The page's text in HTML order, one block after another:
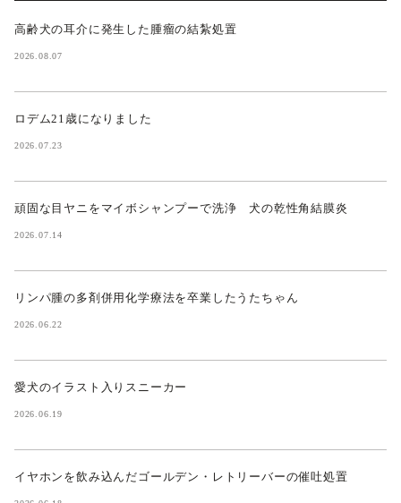
高齢犬の耳介に発生した腫瘤の結紮処置
2026.08.07
ロデム21歳になりました
2026.07.23
頑固な目ヤニをマイボシャンプーで洗浄 犬の乾性角結膜炎
2026.07.14
リンパ腫の多剤併用化学療法を卒業したうたちゃん
2026.06.22
愛犬のイラスト入りスニーカー
2026.06.19
イヤホンを飲み込んだゴールデン・レトリーバーの催吐処置